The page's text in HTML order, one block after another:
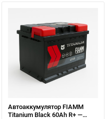
Автоаккумулятор FIAMM
Titanium Black 60Ah R+ —